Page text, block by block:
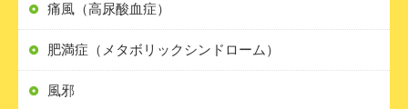
痛風（高尿酸血症）
肥満症（メタボリックシンドローム）
風邪